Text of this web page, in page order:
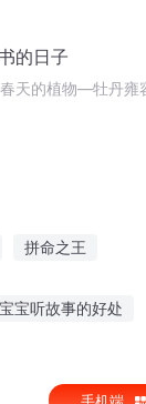
的日子
春天的植物—牡丹雍
拼命之王
宝听故事的好处